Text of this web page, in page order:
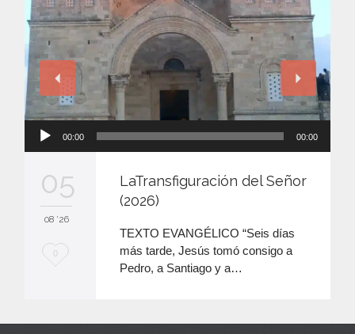
00:00 00:00
05
08 '26
M
0
LaTransfiguración del Señor
(2026)
TEXTO EVANGÉLICO “Seis días
más tarde, Jesús tomó consigo a
Pedro, a Santiago y a…